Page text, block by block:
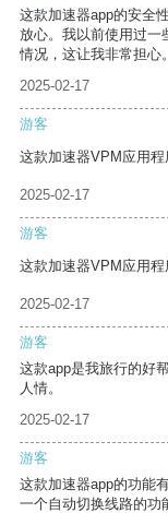
这款加速器app的安全
放心。我以前使用过一
情况，这让我非常担心。
2025-02-17
游客
这款加速器VPM应用程
2025-02-17
游客
这款加速器VPM应用程
2025-02-17
游客
这款app是我旅行的好
人情。
2025-02-17
游客
这款加速器app的功能
一个自动切换线路的功